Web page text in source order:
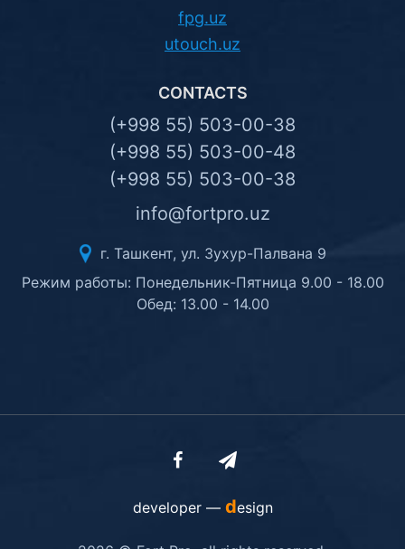
fpg.uz
utouch.uz
CONTACTS
(+998 55) 503-00-38
(+998 55) 503-00-48
(+998 55) 503-00-38
info@fortpro.uz
г. Ташкент, ул. Зухур-Палвана 9
Режим работы: Понедельник-Пятница 9.00 - 18.00
Обед: 13.00 - 14.00
developer — design